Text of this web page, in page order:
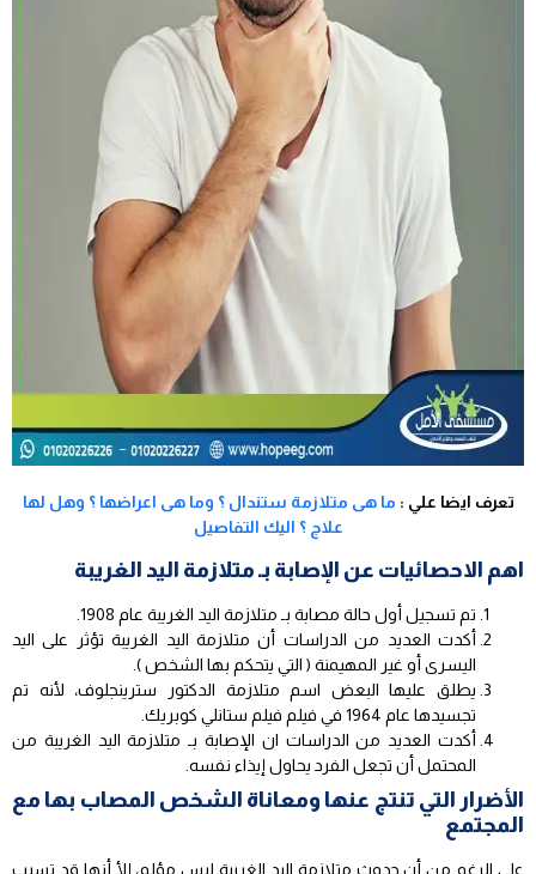
تعرف ايضا علي : ما هى متلازمة ستندال ؟ وما هى اعراضها ؟ وهل لها
علاج ؟ اليك التفاصيل
اهم الاحصائيات عن الإصابة بـ متلازمة اليد الغريبة
تم تسجيل أول حالة مصابة بـ متلازمة اليد الغريبة عام 1908.
أكدت العديد من الدراسات أن متلازمة اليد الغريبة تؤثر على اليد
اليسرى أو غير المهيمنة ( التي يتحكم بها الشخص ).
يطلق عليها البعض اسم متلازمة الدكتور سترينجلوف، لأنه تم
تجسيدها عام 1964 في فيلم فيلم ستانلي كوبريك.
أكدت العديد من الدراسات ان الإصابة بـ متلازمة اليد الغريبة من
المحتمل أن تجعل الفرد يحاول إيذاء نفسه.
الأضرار التي تنتج عنها ومعاناة الشخص المصاب بها مع
المجتمع
على الرغم من أن حدوث متلازمة اليد الغريبة ليس مؤلم، إلأ أنها قد تسبب